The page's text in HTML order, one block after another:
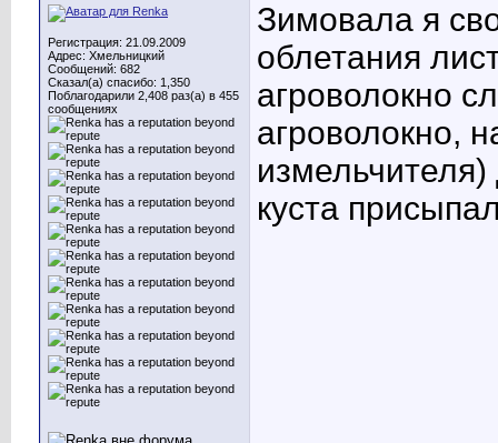
Регистрация: 21.09.2009
Адрес: Хмельницкий
Сообщений: 682
Сказал(а) спасибо: 1,350
Поблагодарили 2,408 раз(а) в 455
сообщениях
Зимовала я
облетания
агроволокно
агроволокно,
куста